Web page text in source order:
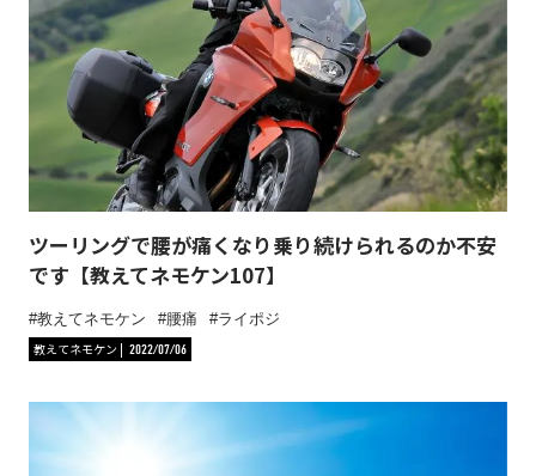
ツーリングで腰が痛くなり乗り続けられるのか不安
です【教えてネモケン107】
教えてネモケン 腰痛
ライポジ
教えてネモケン
2022/07/06